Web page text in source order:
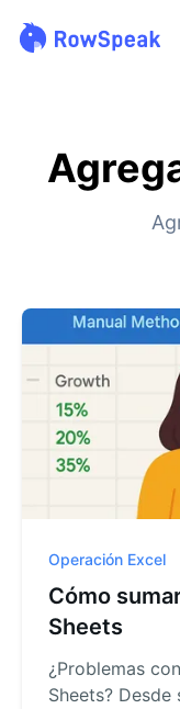
Operación Excel
Cómo
Sheets
¿Problemas
Sheets?